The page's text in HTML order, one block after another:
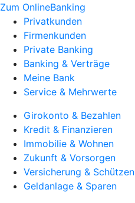
Zum OnlineBanking
Privatkunden
Firmenkunden
Private Banking
Banking & Verträge
Meine Bank
Service & Mehrwerte
Girokonto & Bezahlen
Kredit & Finanzieren
Immobilie & Wohnen
Zukunft & Vorsorgen
Versicherung & Schützen
Geldanlage & Sparen